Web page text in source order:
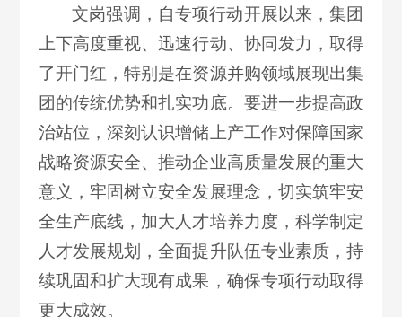
文岗强调，自专项行动开展以来，集团
上下高度重视、迅速行动、协同发力，取得
了开门红，特别是在资源并购领域展现出集
团的传统优势和扎实功底。要进一步提高政
治站位，深刻认识增储上产工作对保障国家
战略资源安全、推动企业高质量发展的重大
意义，牢固树立安全发展理念，切实筑牢安
全生产底线，加大人才培养力度，科学制定
人才发展规划，全面提升队伍专业素质，持
续巩固和扩大现有成果，确保专项行动取得
更大成效。